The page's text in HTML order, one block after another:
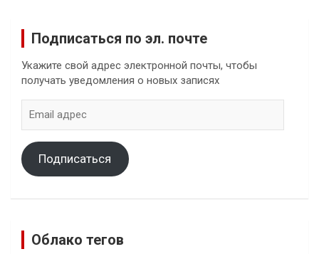
Подписаться по эл. почте
Укажите свой адрес электронной почты, чтобы
получать уведомления о новых записях
адрес
Подписаться
Облако тегов